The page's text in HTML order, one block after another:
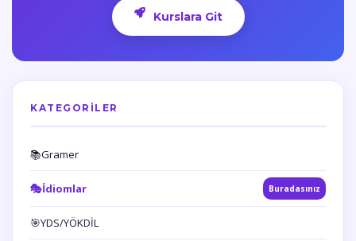
Kurslara Git
KATEGORILER
📚Gramer
🎭İdiomlar Buradasınız
🎯YDS/YÖKDİL